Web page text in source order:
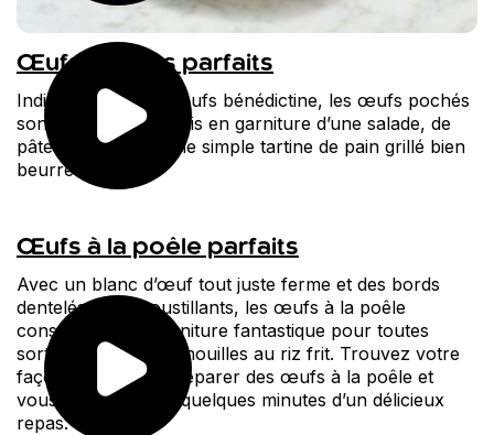
Œufs pochés parfaits
Indissociables des œufs bénédictine, les œufs pochés
sont également exquis en garniture d’une salade, de
pâtes ou même d’une simple tartine de pain grillé bien
beurrée.
Œufs à la poêle parfaits
Avec un blanc d’œuf tout juste ferme et des bords
dentelés bien croustillants, les œufs à la poêle
constituent une garniture fantastique pour toutes
sortes de plats, des nouilles au riz frit. Trouvez votre
façon favorite de préparer des œufs à la poêle et
vous ne serez qu’à quelques minutes d’un délicieux
repas.